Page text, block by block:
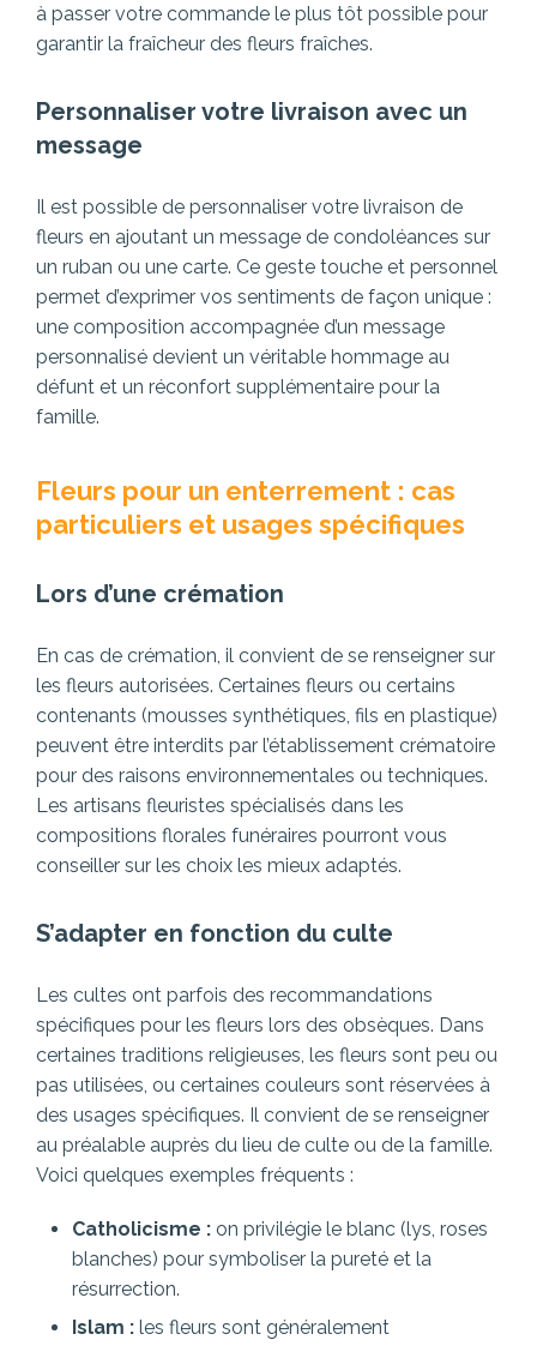
à passer votre commande le plus tôt possible pour
garantir la fraîcheur des fleurs fraîches.
Personnaliser votre livraison avec un
message
Il est possible de personnaliser votre livraison de
fleurs en ajoutant un message de condoléances sur
un ruban ou une carte. Ce geste touche et personnel
permet d’exprimer vos sentiments de façon unique :
une composition accompagnée d’un message
personnalisé devient un véritable hommage au
défunt et un réconfort supplémentaire pour la
famille.
Fleurs pour un enterrement : cas
particuliers et usages spécifiques
Lors d’une crémation
En cas de crémation, il convient de se renseigner sur
les fleurs autorisées. Certaines fleurs ou certains
contenants (mousses synthétiques, fils en plastique)
peuvent être interdits par l’établissement crématoire
pour des raisons environnementales ou techniques.
Les artisans fleuristes spécialisés dans les
compositions florales funéraires pourront vous
conseiller sur les choix les mieux adaptés.
S’adapter en fonction du culte
Les cultes ont parfois des recommandations
spécifiques pour les fleurs lors des obsèques. Dans
certaines traditions religieuses, les fleurs sont peu ou
pas utilisées, ou certaines couleurs sont réservées à
des usages spécifiques. Il convient de se renseigner
au préalable auprès du lieu de culte ou de la famille.
Voici quelques exemples fréquents :
Catholicisme : on privilégie le blanc (lys, roses
blanches) pour symboliser la pureté et la
résurrection.
Islam : les fleurs sont généralement